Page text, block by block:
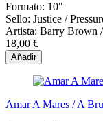
Formato: 10"
Sello: Justice /
Artista: Barry Brown
18,00 €
Añadir
Amar A Mares / A